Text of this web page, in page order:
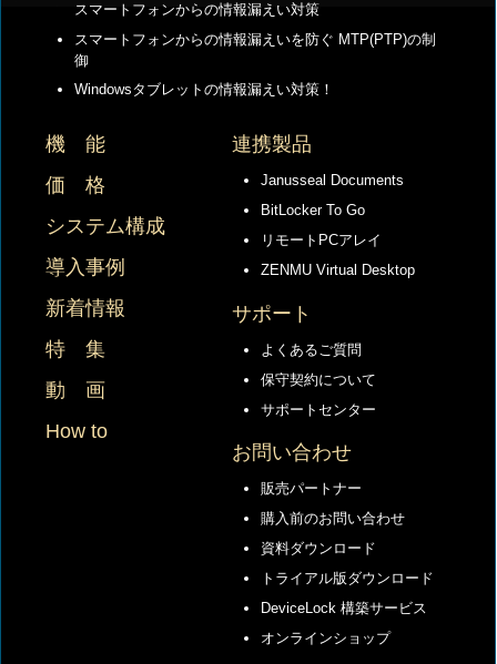
スマートフォンからの情報漏えい対策
スマートフォンからの情報漏えいを防ぐ MTP(PTP)の制
御
Windowsタブレットの情報漏えい対策！
機 能
価 格
システム構成
導入事例
新着情報
特 集
動 画
How to
連携製品
Janusseal Documents
BitLocker To Go
リモートPCアレイ
ZENMU Virtual Desktop
サポート
よくあるご質問
保守契約について
サポートセンター
お問い合わせ
販売パートナー
購入前のお問い合わせ
資料ダウンロード
トライアル版ダウンロード
DeviceLock 構築サービス
オンラインショップ